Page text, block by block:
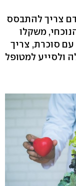
צריך להתבסס
משקלו
עם סוכרת, צריך
ולסייע למטופל